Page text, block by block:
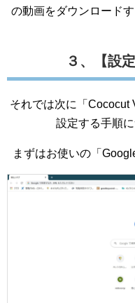
の動画をダウンロード
３、【設
それでは次に「Cococut
設定する手順
まずはお使いの「